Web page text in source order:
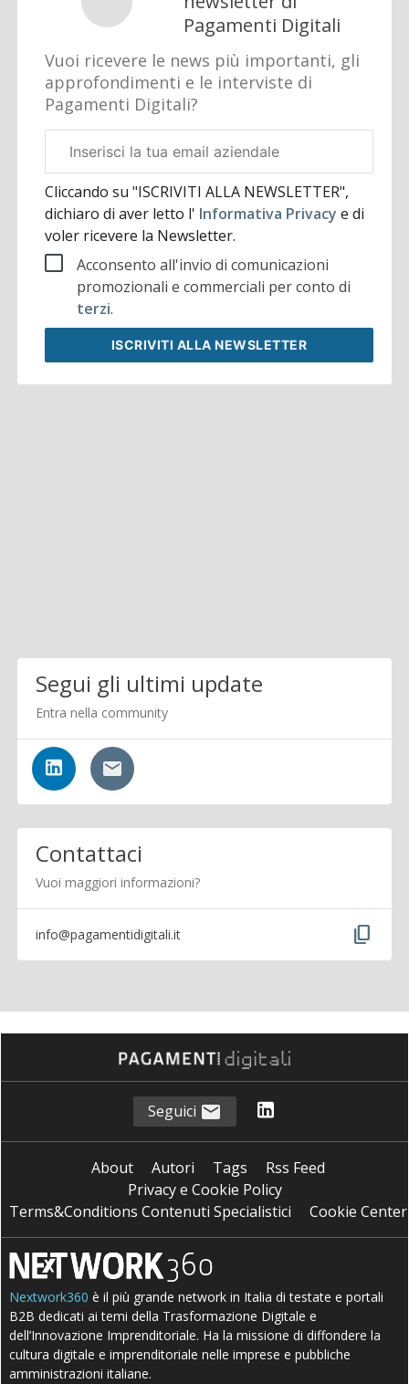
Pagamenti Digitali
Vuoi ricevere le news più importanti, gli
approfondimenti e le interviste di
Pagamenti Digitali?
aziendale
Cliccando su "ISCRIVITI ALLA NEWSLETTER",
dichiaro di aver letto l' Informativa Privacye di
voler ricevere la Newsletter.
Acconsento all'invio di comunicazioni
promozionali e commerciali per conto di
terzi.
ISCRIVITI ALLA NEWSLETTER
Segui gli ultimi update
Entra nella community
Contattaci
Vuoi maggiori informazioni?
info@pagamentidigitali.it content_copy
Seguici
About Autori Tags
Rss Feed
Privacy e Cookie Policy
Terms&Conditions Contenuti Specialistici
Cookie Center
Nextwork360 è il più grande network in Italia di testate e portali
B2B dedicati ai temi della Trasformazione Digitale e
dell’Innovazione Imprenditoriale. Ha la missione di diffondere la
cultura digitale e imprenditoriale nelle imprese e pubbliche
amministrazioni italiane.